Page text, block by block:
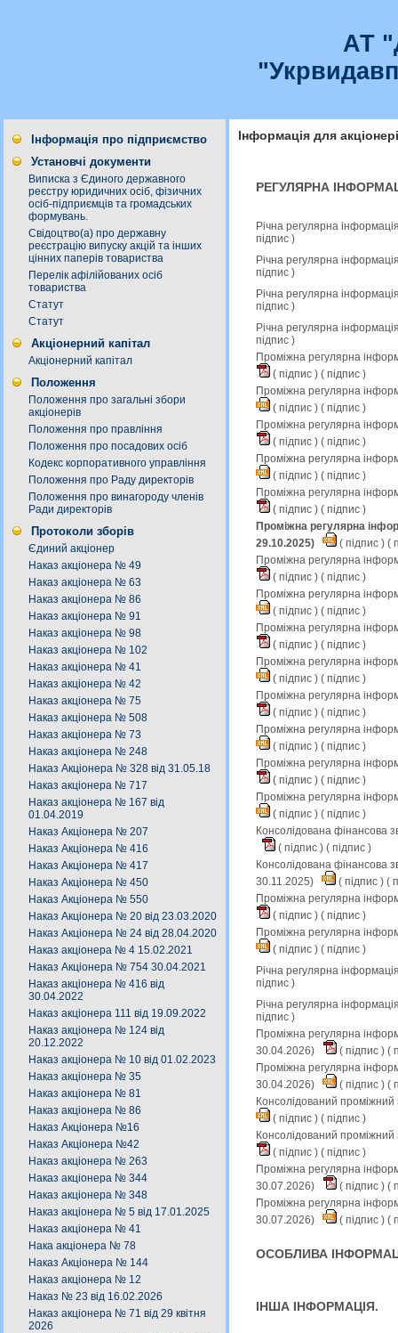
АТ
Інформація про підприємство
Установчі документи
Виписка з Єдиного державного
реєстру юридичних осіб, фізичних
осіб-підприємців та громадських
формувань.
Свідоцтво(а) про державну
реєстрацію випуску акцій та інших
цінних паперів товариства
Перелік афілійованих осіб
товариства
Статут
Статут
Акціонерний капітал
Акціонерний капітал
Положення
Положення про загальні збори
акціонерів
Положення про правління
Положення про посадових осіб
Кодекс корпоративного управління
Положення про Раду директорів
Положення про винагороду членів
Ради директорів
Протоколи зборів
Єдиний акціонер
Наказ акціонера № 49
Наказ акціонера № 63
Наказ акціонера № 86
Наказ акціонера № 91
Наказ акціонера № 98
Наказ акціонера № 102
Наказ акціонера № 41
Наказ акціонера № 42
Наказ акціонера № 75
Наказ акціонера № 508
Наказ акціонера № 73
Наказ акціонера № 248
Наказ Акціонера № 328 від 31.05.18
Наказ акціонера № 717
Наказ акціонера № 167 від
01.04.2019
Наказ Акціонера № 207
Наказ Акціонера № 416
Наказ Акціонера № 417
Наказ Акціонера № 450
Наказ Акціонера № 550
Наказ Акціонера № 20 від 23.03.2020
Наказ Акціонера № 24 від 28.04.2020
Наказ акціонера № 4 15.02.2021
Наказ Акціонера № 754 30.04.2021
Наказ акціонера № 416 від
30.04.2022
Наказ акціонера 111 від 19.09.2022
Наказ акціонера № 124 від
20.12.2022
Наказ акціонера № 10 від 01.02.2023
Наказ акціонера № 35
Наказ акціонера № 81
Наказ акціонера № 86
Наказ Акціонера №16
Наказ Акціонера №42
Наказ акціонера № 263
Наказ акціонера № 344
Наказ акціонера № 348
Наказ акціонера № 5 від 17.01.2025
Наказ акціонера № 41
Нака акціонера № 78
Наказ Акціонера № 144
Наказ акціонера № 12
Наказ № 23 від 16.02.2026
Наказ акціонера № 71 від 29 квітня
2026
Інформація для
РЕГУЛЯРНА
Річна регулярна
підпис )
Річна регулярна
підпис )
Річна регулярна
підпис )
Річна регулярна
підпис )
Проміжна регулярна
( підпис ) ( підпис )
Проміжна регулярна
( підпис ) ( підпис )
Проміжна регулярна
( підпис ) ( підпис )
Проміжна регулярна
( підпис ) ( підпис )
Проміжна регулярна
( підпис ) ( підпис )
Проміжна регулярна
29.10.2025)
( підпис ) (
Проміжна регулярна
( підпис ) ( підпис )
Проміжна регулярна
( підпис ) ( підпис )
Проміжна регулярна
( підпис ) ( підпис )
Проміжна регулярна
( підпис ) ( підпис )
Проміжна регулярна
( підпис ) ( підпис )
Проміжна регулярна
( підпис ) ( підпис )
Проміжна регулярна
( підпис ) ( підпис )
Проміжна регулярна
( підпис ) ( підпис )
Консолідована фінансова
( підпис ) ( підпис )
Консолідована фінансова
30.11.2025)
( підпис ) (
Проміжна регулярна
( підпис ) ( підпис )
Проміжна регулярна
( підпис ) ( підпис )
Річна регулярна
підпис )
Річна регулярна
підпис )
Проміжна регулярна
30.04.2026)
( підпис ) (
Проміжна регулярна
30.04.2026)
( підпис ) (
Консолідований
( підпис ) ( підпис )
Консолідований
( підпис ) ( підпис )
Проміжна регулярна
30.07.2026)
( підпис ) (
Проміжна регулярна
30.07.2026)
( підпис ) (
ОСОБЛИВА
ІНША ІНФОРМАЦІЯ.